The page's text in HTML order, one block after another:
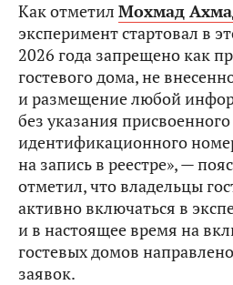
Как отметил Мохмад
эксперимент стартовал в
2026 года запрещено как
гостевого дома, не
и размещение любой
без указания присвоенного
идентификационного
на запись в реестре», —
отметил, что владельцы
активно включаться в
и в настоящее время на
гостевых домов
заявок.